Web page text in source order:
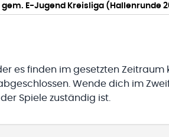
gem. E-Jugend Kreisliga (Hallenrunde
es finden im gesetzten
Wende dich im
Spiele zuständig ist.